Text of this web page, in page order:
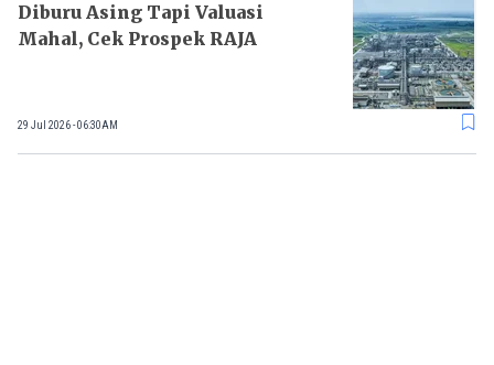
Diburu Asing Tapi Valuasi
Mahal, Cek Prospek RAJA
29 Jul 2026 - 06:30AM